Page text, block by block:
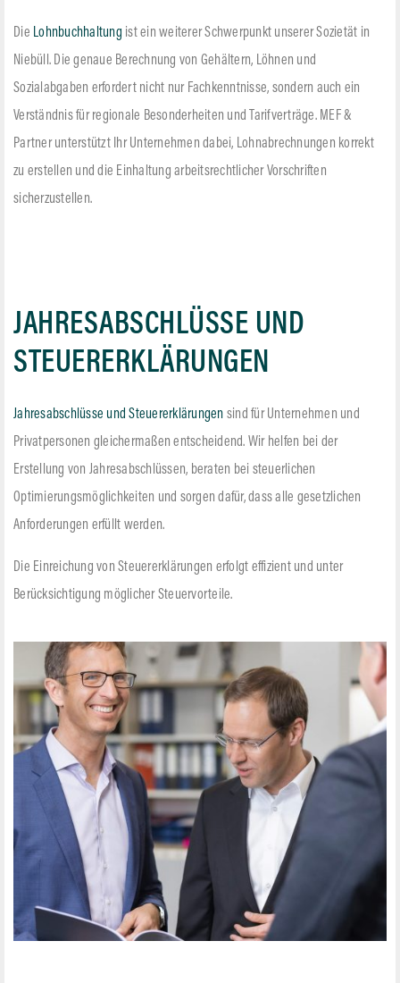
Die Lohnbuchhaltung ist ein weiterer Schwerpunkt unserer Sozietät in
Niebüll. Die genaue Berechnung von Gehältern, Löhnen und
Sozialabgaben erfordert nicht nur Fachkenntnisse, sondern auch ein
Verständnis für regionale Besonderheiten und Tarifverträge. MEF &
Partner unterstützt Ihr Unternehmen dabei, Lohnabrechnungen korrekt
zu erstellen und die Einhaltung arbeitsrechtlicher Vorschriften
sicherzustellen.
JAHRES­ABSCHLÜSSE UND
STEUERERKLÄRUNGEN
Jahresabschlüsse und Steuererklärungen sind für Unternehmen und
Privatpersonen gleichermaßen entscheidend. Wir helfen bei der
Erstellung von Jahresabschlüssen, beraten bei steuerlichen
Optimierungsmöglichkeiten und sorgen dafür, dass alle gesetzlichen
Anforderungen erfüllt werden.
Die Einreichung von Steuererklärungen erfolgt effizient und unter
Berücksichtigung möglicher Steuervorteile.